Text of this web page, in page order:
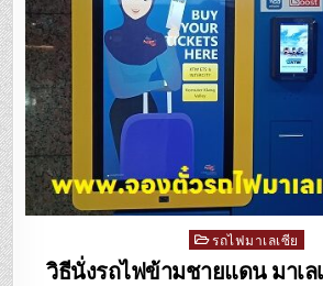
Posted
in
รถไฟมาเลเซีย
วิธีนั่งรถไฟข้ามชายแดน มาเล